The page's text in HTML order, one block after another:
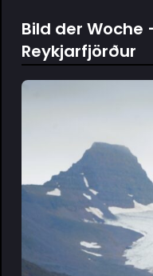
Bild der Woche
Reykjarfjörður